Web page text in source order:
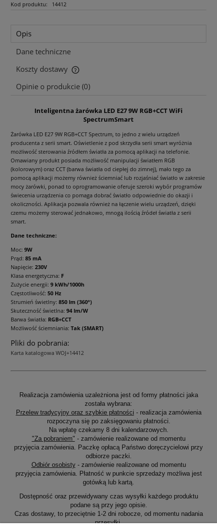
Kod produktu:
14412
Opis
Dane techniczne
Koszty dostawy
Cena nie zawiera ewentualnych kosztów płatności
Opinie o produkcie (0)
Inteligentna żarówka LED E27 9W RGB+CCT WiFi
SpectrumSmart
Żarówka LED E27 9W RGB+CCT Spectrum, to jedno z wielu urządzeń
producenta z serii smart. Oświetlenie z pod skrzydła serii smart wyróżnia
możliwość sterowania źródłem światła za pomocą aplikacji na telefonie.
Omawiany produkt posiada możliwość manipulacji światłem RGB
(kolorowym) oraz CCT (barwa światła od ciepłej do zimnej), mało tego za
pomocą aplikacji możemy również ściemniać lub rozjaśniać światło w zakresie
mocy żarówki, ponad to oprogramowanie oferuje szeroki wybór programów
świecenia urządzenia co pomaga dobrać światło odpowiednie do okazji i
okoliczności. Aplikacja pozwala również na łączenie wielu urządzeń, dzięki
czemu możemy sterować jednakowo, mnogą ilością źródeł światła z serii
smart.
Dane techniczne:
Moc: 9W
Prąd: 85 mA
Napięcie: 230V
Klasa energetyczna: F
Zużycie energii: 9 kWh/1000h
Częstotliwość: 50 Hz
Strumień świetlny: 850 lm (360°)
Skuteczność świetlna: 94 lm/W
Barwa światła: RGB+CCT
Możliwość ściemniania: Tak (SMART)
Pliki do pobrania:
Karta katalogowa WOJ+14412
Realizacja zamówienia uzależniona jest od formy płatności jaka
została wybrana:
Przelew tradycyjny oraz szybkie płatności - realizacja zamówienia
rozpoczyna się po zaksięgowaniu płatności.
Na wpłatę czekamy 8 dni kalendarzowych.
"Za pobraniem" - zamówienie realizowane od momentu
przyjęcia zamówienia. Paczkę opłacą Państwo doręczycielowi przy
odbiorze paczki.
Odbiór osobisty- zamówienie realizowane od momentu
przyjęcia zamówienia. Płatność w punkcie sprzedaży możliwa jest
gotówką lub kartą.
Dostępność oraz przewidywany czas wysyłki każdego produktu
podane są przy jego opisie.
Czas dostawy, to przeciętnie 1-2 dni robocze, od momentu nadania
przesyłki.